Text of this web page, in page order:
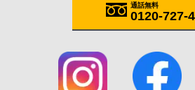
通話無料
0120-727-